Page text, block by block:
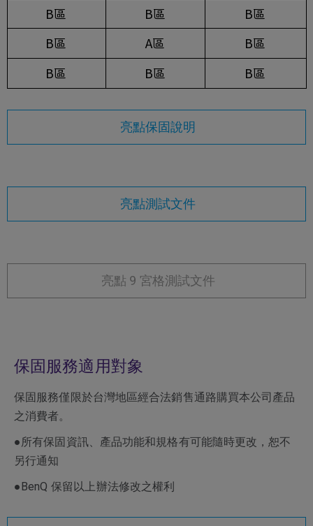
B區 B區
B區
B區
A區
B區
B區
B區 B區
亮點保固說明
亮點測試文件
亮點 9 宮格測試文件
保固服務適用對象
保固服務僅限於台灣地區經合法銷售通路購買本公司產品
之消費者。
●所有保固資訊、產品功能和規格有可能隨時更改，恕不
另行通知
●BenQ 保留以上辦法修改之權利